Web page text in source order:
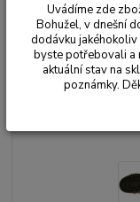
Uvádíme zde
Bohužel, v dnešní
dodávku
byste potřebovali a
aktuální stav na
poznámky.